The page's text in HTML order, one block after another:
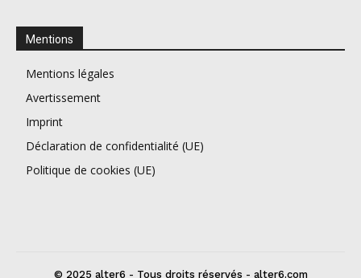
Mentions
Mentions légales
Avertissement
Imprint
Déclaration de confidentialité (UE)
Politique de cookies (UE)
© 2025 alter6 - Tous droits réservés - alter6.com